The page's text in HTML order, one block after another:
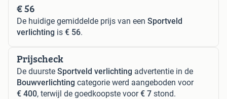
€ 56
De huidige gemiddelde prijs van een Sportveld
verlichting is € 56.
Prijscheck
De duurste Sportveld verlichting advertentie in de
Bouwverlichting categorie werd aangeboden voor
€ 400, terwijl de goedkoopste voor€ 7 stond.